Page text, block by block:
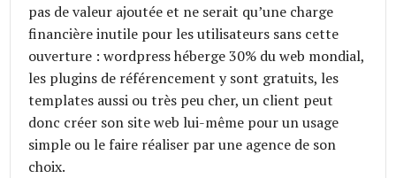
pas de valeur ajoutée et ne serait qu’une charge
financière inutile pour les utilisateurs sans cette
ouverture : wordpress héberge 30% du web mondial,
les plugins de référencement y sont gratuits, les
templates aussi ou très peu cher, un client peut
donc créer son site web lui-même pour un usage
simple ou le faire réaliser par une agence de son
choix.